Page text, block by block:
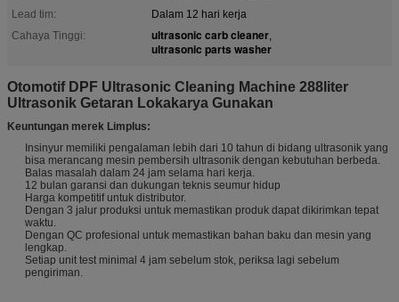
Lead tim:
Dalam 12 hari kerja
Cahaya Tinggi:
ultrasonic carb cleaner,
ultrasonic parts washer
Otomotif DPF Ultrasonic Cleaning Machine 288liter
Ultrasonik Getaran Lokakarya Gunakan
Keuntungan merek Limplus:
Insinyur memiliki pengalaman lebih dari 10 tahun di bidang ultrasonik yang
bisa merancang mesin pembersih ultrasonik dengan kebutuhan berbeda.
Balas masalah dalam 24 jam selama hari kerja.
12 bulan garansi dan dukungan teknis seumur hidup
Harga kompetitif untuk distributor.
Dengan 3 jalur produksi untuk memastikan produk dapat dikirimkan tepat
waktu.
Dengan QC profesional untuk memastikan bahan baku dan mesin yang
lengkap.
Setiap unit test minimal 4 jam sebelum stok, periksa lagi sebelum
pengiriman.